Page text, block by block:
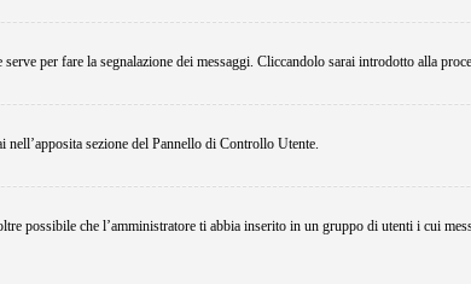
per fare la segnalazione dei messaggi. Cliccandolo sarai introdotto alla
sezione del Pannello di Controllo Utente.
possibile che l’amministratore ti abbia inserito in un gruppo di utenti i cui